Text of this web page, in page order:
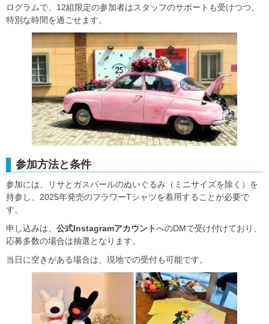
ログラムで、12組限定の参加者はスタッフのサポートも受けつつ、
特別な時間を過ごせます。
参加方法と条件
参加には、リサとガスパールのぬいぐるみ（ミニサイズを除く）を
持参し、2025年発売のフラワーTシャツを着用することが必要で
す。
申し込みは、 公式InstagramアカウントへのDMで受け付けており、
応募多数の場合は抽選となります。
当日に空きがある場合は、現地での受付も可能です。